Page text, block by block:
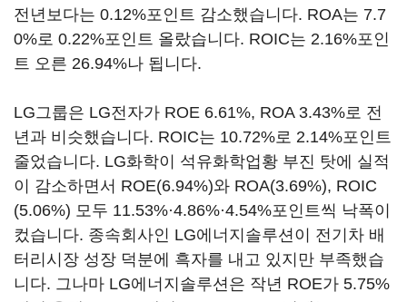
전년보다는 0.12%포인트 감소했습니다. ROA는 7.7
0%로 0.22%포인트 올랐습니다. ROIC는 2.16%포인
트 오른 26.94%나 됩니다.
LG그룹은 LG전자가 ROE 6.61%, ROA 3.43%로 전
년과 비슷했습니다. ROIC는 10.72%로 2.14%포인트
줄었습니다. LG화학이 석유화학업황 부진 탓에 실적
이 감소하면서 ROE(6.94%)와 ROA(3.69%), ROIC
(5.06%) 모두 11.53%·4.86%·4.54%포인트씩 낙폭이
컸습니다. 종속회사인 LG에너지솔루션이 전기차 배
터리시장 성장 덕분에 흑자를 내고 있지만 부족했습
니다. 그나마 LG에너지솔루션은 작년 ROE가 5.75%